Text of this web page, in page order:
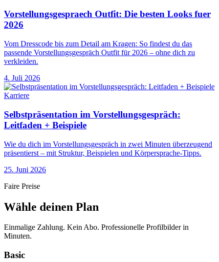
Vorstellungsgespraech Outfit: Die besten Looks fuer
2026
Vom Dresscode bis zum Detail am Kragen: So findest du das
passende Vorstellungsgespräch Outfit für 2026 – ohne dich zu
verkleiden.
4. Juli 2026
Karriere
Selbstpräsentation im Vorstellungsgespräch:
Leitfaden + Beispiele
Wie du dich im Vorstellungsgespräch in zwei Minuten überzeugend
präsentierst – mit Struktur, Beispielen und Körpersprache-Tipps.
25. Juni 2026
Faire Preise
Wähle deinen Plan
Einmalige Zahlung. Kein Abo. Professionelle Profilbilder in
Minuten.
Basic